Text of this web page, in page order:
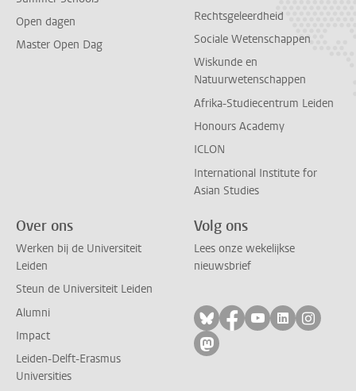
Open dagen
Master Open Dag
Rechtsgeleerdheid
Sociale Wetenschappen
Wiskunde en
Natuurwetenschappen
Afrika-Studiecentrum Leiden
Honours Academy
ICLON
International Institute for
Asian Studies
Over ons
Werken bij de Universiteit
Leiden
Steun de Universiteit Leiden
Alumni
Impact
Leiden-Delft-Erasmus
Universities
Volg ons
Lees onze wekelijkse
nieuwsbrief
Volg ons op bluesky
Volg ons op
Volg ons op
Volg ons
Volg
Volg ons op mastodon